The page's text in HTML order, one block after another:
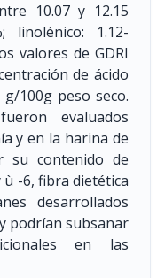
10.07 y 12.15
linolénico: 1.12-
valores de GDRI
de ácido
g/100g peso seco.
evaluados
y en la harina de
su contenido de
-6, fibra dietética
desarrollados
podrían subsanar
en las